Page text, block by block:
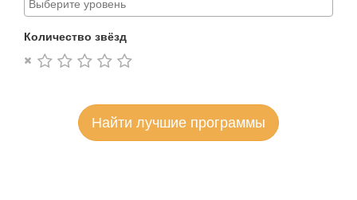
Количество звёзд
Найти лучшие программы